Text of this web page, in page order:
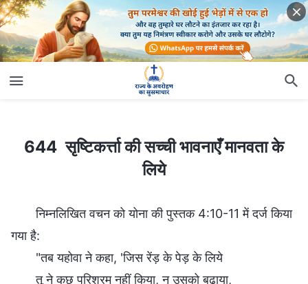
644 सृष्टिकर्त्ता की सच्ची भावनाएँ मानवता के लिये
644 सृष्टिकर्त्ता की सच्ची भावनाएँ मानवता के
लिये
निम्नलिखित वचन को योना की पुस्तक 4:10-11 में दर्ज किया
गया है:
"तब यहोवा ने कहा, 'जिस रेंड़ के पेड़ के लिये
तू ने कुछ परिश्रम नहीं किया, न उसको बढ़ाया,